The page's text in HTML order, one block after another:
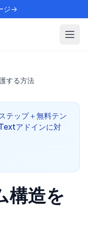
ジ→
する方法
テップ＋無料テン
アドインに対
構造を